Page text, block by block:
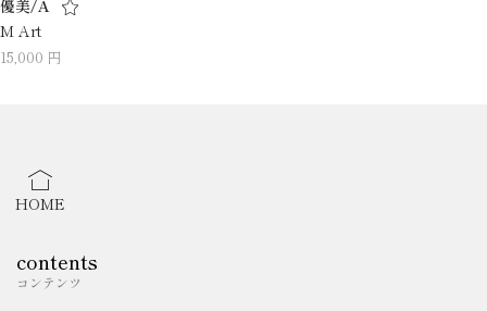
優美/A
M Art
15,000 円
HOME
contents
コンテンツ